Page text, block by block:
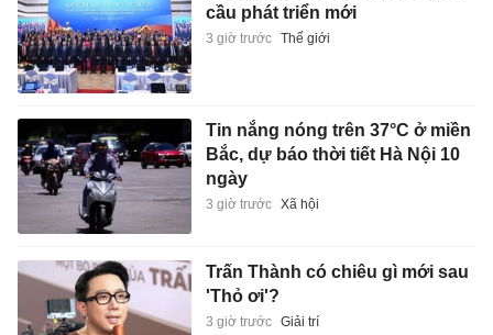
cầu phát triển mới
3 giờ trước Thế giới
Tin nắng nóng trên 37°C ở miền
Bắc, dự báo thời tiết Hà Nội 10
ngày
3 giờ trước Xã hội
Trấn Thành có chiêu gì mới sau
'Thỏ ơi'?
3 giờ trước Giải trí